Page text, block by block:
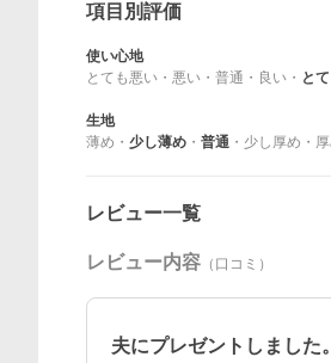
項目別評価
使い心地
とても悪い ・ 悪い ・ 普通 ・ 良い ・ と
生地
薄め ・ 少し薄め ・ 普通 ・ 少し厚め ・
レビュー一覧
レビュー内容 （口コミ）
夫にプレゼントしまし